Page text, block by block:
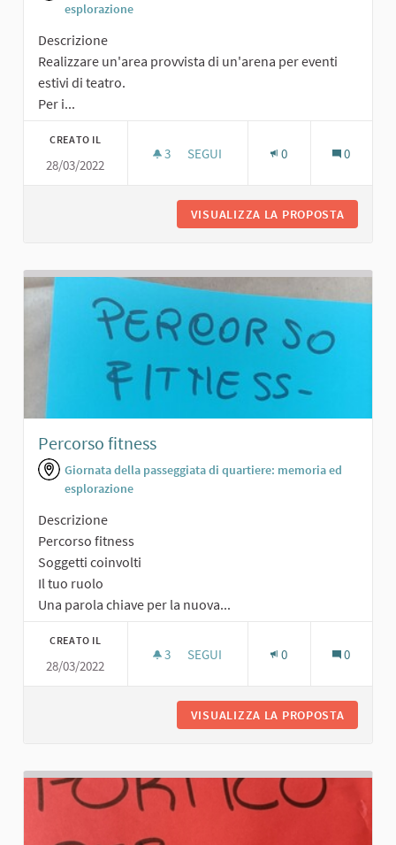
esplorazione
Descrizione
Realizzare un'area provvista di un'arena per eventi
estivi di teatro.
Per i...
CREATO IL
28/03/2022
3 3 SOSTENITORI
SEGUI 0 0
VISUALIZZA LA PROPOSTA
Percorso fitness
Giornata della passeggiata di quartiere: memoria ed
esplorazione
Descrizione
Percorso fitness
Soggetti coinvolti
Il tuo ruolo
Una parola chiave per la nuova...
CREATO IL
28/03/2022
3 3 SOSTENITORI
SEGUI 0 0
VISUALIZZA LA PROPOSTA